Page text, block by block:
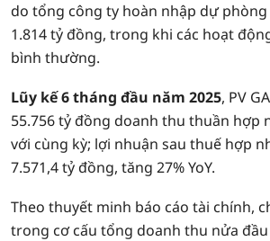
do tổng công ty hoàn nhập dự
1.814 tỷ đồng, trong khi các hoạt
bình thường.
Lũy kế 6 tháng đầu năm 2025, PV
55.756 tỷ đồng doanh thu thuần hợp
với cùng kỳ; lợi nhuận sau thuế hợp
7.571,4 tỷ đồng, tăng 27% YoY.
Theo thuyết minh báo cáo tài chính,
trong cơ cấu tổng doanh thu nửa đầu